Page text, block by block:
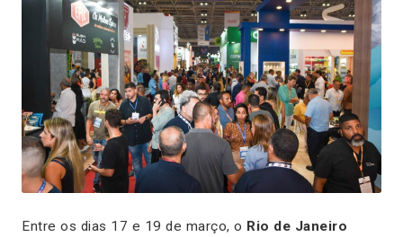
Entre os dias 17 e 19 de março, o Rio de Janeiro